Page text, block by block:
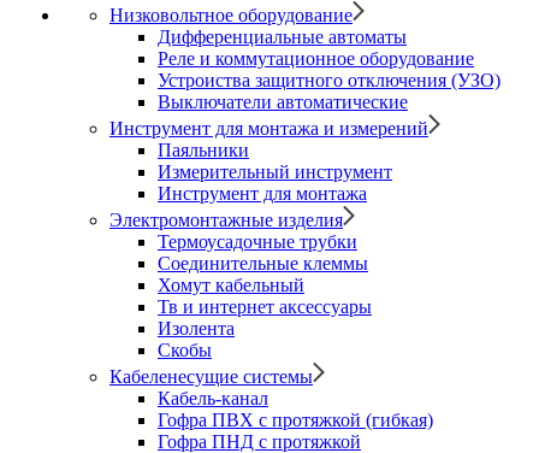
Низковольтное оборудование
Дифференциальные автоматы
Реле и коммутационное оборудование
Устроиства защитного отключения (УЗО)
Выключатели автоматические
Инструмент для монтажа и измерений
Паяльники
Измерительный инструмент
Инструмент для монтажа
Электромонтажные изделия
Термоусадочные трубки
Соединительные клеммы
Хомут кабельный
Тв и интернет аксессуары
Изолента
Скобы
Кабеленесущие системы
Кабель-канал
Гофра ПВХ с протяжкой (гибкая)
Гофра ПНД с протяжкой